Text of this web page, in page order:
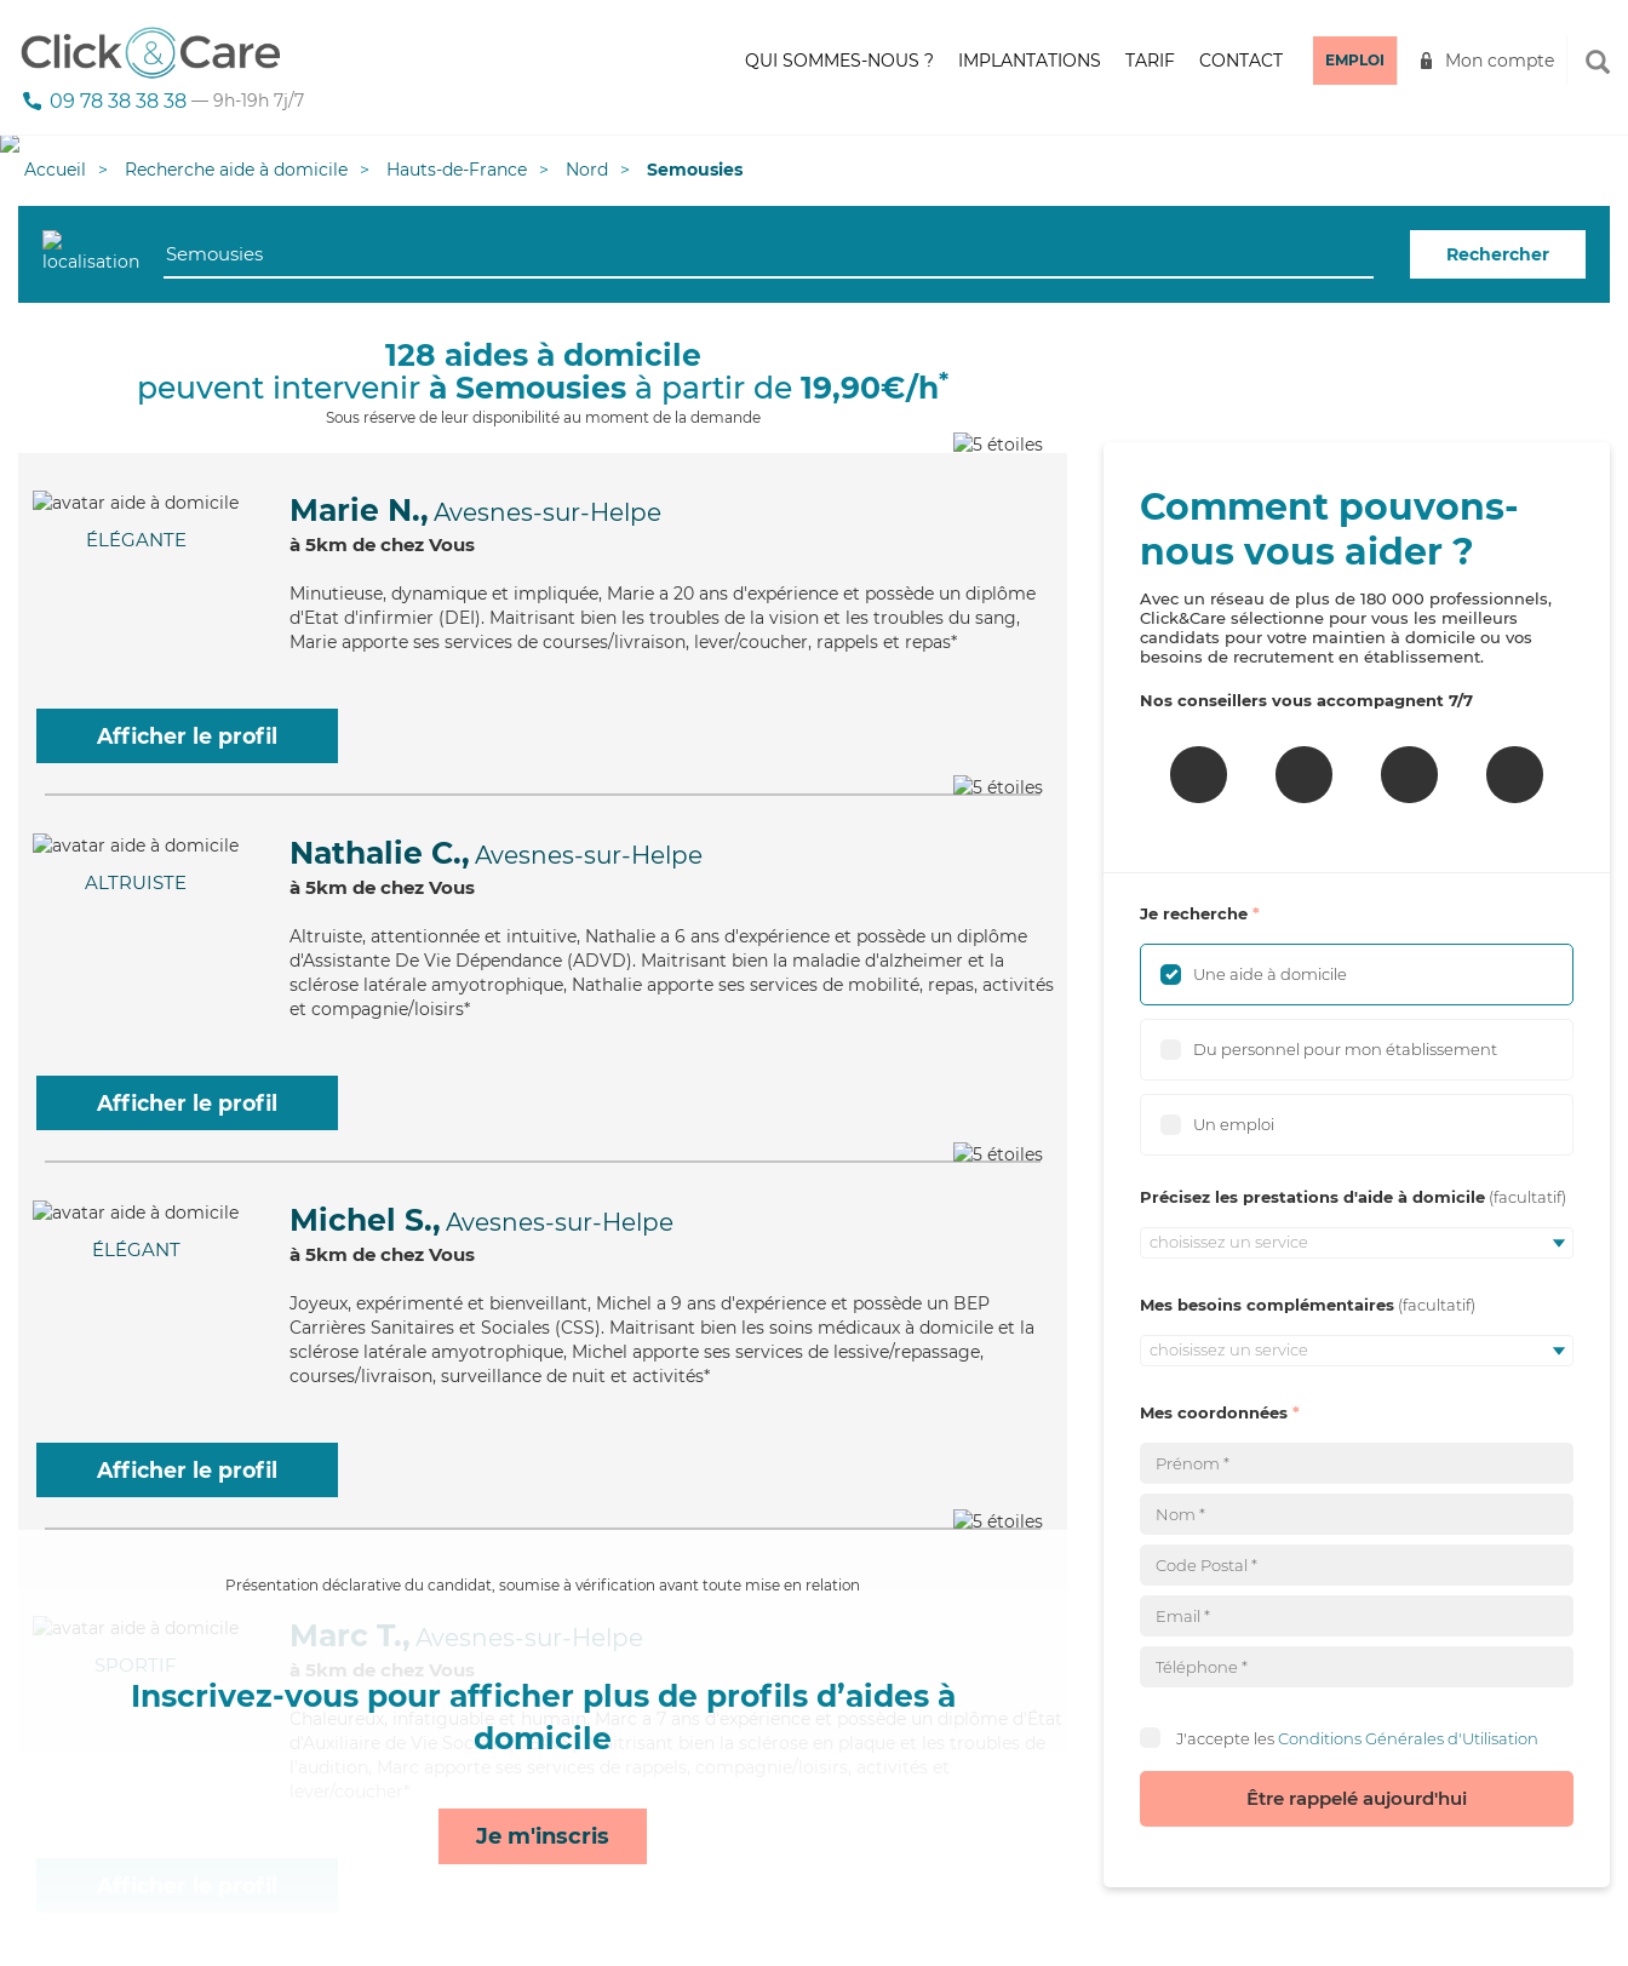
09 78 38 38 38 — 9h-19h 7j/7
QUI SOMMES-NOUS ? IMPLANTATIONS TARIF CONTACT EMPLOI Mon compte
Accueil Recherche aide à domicile Hauts-de-France Nord Semousies
Rechercher
128 aides à domicile
peuvent intervenir à Semousies à partir de 19,90€/h*
Sous réserve de leur disponibilité au moment de la demande
ÉLÉGANTE
Marie N., Avesnes-sur-Helpe
à 5km de chez Vous
Minutieuse, dynamique et impliquée, Marie a 20 ans d'expérience et possède un diplôme
d'Etat d'infirmier (DEI). Maitrisant bien les troubles de la vision et les troubles du sang,
Marie apporte ses services de courses/livraison, lever/coucher, rappels et repas*
Afficher le profil
ALTRUISTE
Nathalie C., Avesnes-sur-Helpe
à 5km de chez Vous
Altruiste, attentionnée et intuitive, Nathalie a 6 ans d'expérience et possède un diplôme
d'Assistante De Vie Dépendance (ADVD). Maitrisant bien la maladie d'alzheimer et la
sclérose latérale amyotrophique, Nathalie apporte ses services de mobilité, repas, activités
et compagnie/loisirs*
Afficher le profil
ÉLÉGANT
Michel S., Avesnes-sur-Helpe
à 5km de chez Vous
Joyeux, expérimenté et bienveillant, Michel a 9 ans d'expérience et possède un BEP
Carrières Sanitaires et Sociales (CSS). Maitrisant bien les soins médicaux à domicile et la
sclérose latérale amyotrophique, Michel apporte ses services de lessive/repassage,
courses/livraison, surveillance de nuit et activités*
Afficher le profil
Présentation déclarative du candidat, soumise à vérification avant toute mise en relation
Inscrivez-vous pour afficher plus de profils d’aides à
domicile
Je m'inscris
SPORTIF
Marc T., Avesnes-sur-Helpe
à 5km de chez Vous
Chaleureux
, infatiguable et humain, Marc a 7 ans d'expérience et possède un diplôme d'État
d'Auxiliaire de Vie Sociale (DEAVS). Maitrisant bien la sclérose en plaque et les troubles de
Comment pouvons-
nous vous aider ?
Avec un réseau de plus de 180 000 professionnels,
Click&Care sélectionne pour vous les meilleurs
candidats pour votre maintien à domicile ou vos
besoins de recrutement en établissement.
Nos conseillers vous accompagnent 7/7
Je recherche
Une aide à domicile
Du personnel pour mon établissement
Un emploi
Précisez les prestations d'aide à domicile
choisissez un service
Mes besoins complémentaires
choisissez un service
Mes coordonnées
J'accepte lesConditions Générales d'Utilisation
Être rappelé aujourd'hui